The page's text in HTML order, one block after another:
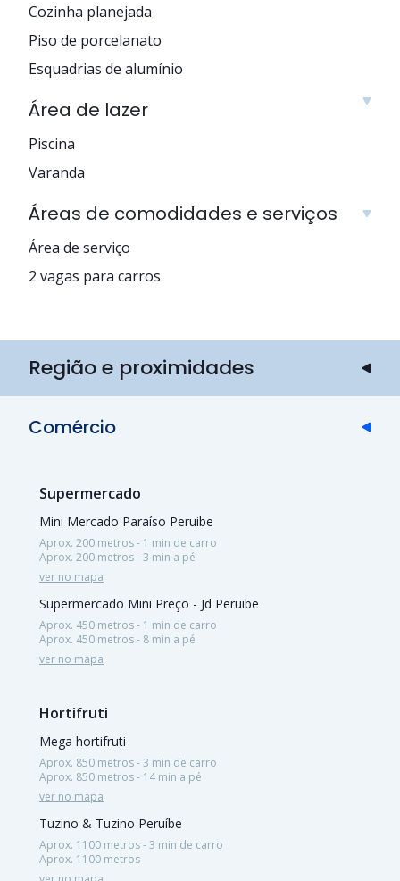
Cozinha planejada
Piso de porcelanato
Esquadrias de alumínio
Área de lazer
Piscina
Varanda
Áreas de comodidades e serviços
Área de serviço
2 vagas para carros
Região e proximidades
Comércio
Supermercado
Mini Mercado Paraíso Peruibe
Aprox. 200 metros - 1 min de carro
Aprox. 200 metros - 3 min a pé
ver no mapa
Supermercado Mini Preço - Jd Peruibe
Aprox. 450 metros - 1 min de carro
Aprox. 450 metros - 8 min a pé
ver no mapa
Hortifruti
Mega hortifruti
Aprox. 850 metros - 3 min de carro
Aprox. 850 metros - 14 min a pé
ver no mapa
Tuzino & Tuzino Peruíbe
Aprox. 1100 metros - 3 min de carro
Aprox. 1100 metros